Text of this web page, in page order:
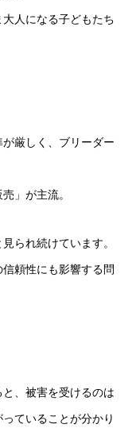
人になる子どもたち
厳しく、ブリーダー
」が主流。
られ続けています。
頼性にも影響する問
、被害を受けるのは
ていることが分かり